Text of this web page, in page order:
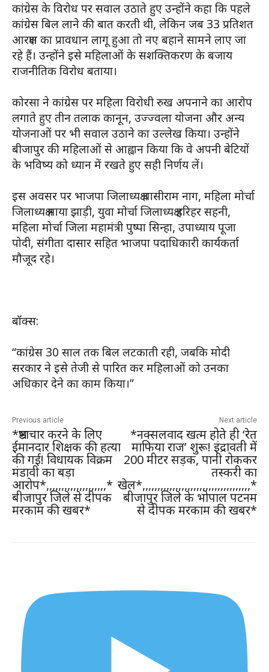
कांग्रेस के विरोध पर सवाल उठाते हुए उन्होंने कहा कि पहले
कांग्रेस बिल लाने की बात करती थी, लेकिन जब 33 प्रतिशत
आरक्षण का प्रावधान लागू हुआ तो नए बहाने सामने लाए जा
रहे हैं। उन्होंने इसे महिलाओं के सशक्तिकरण के बजाय
राजनीतिक विरोध बताया।
कोरसा ने कांग्रेस पर महिला विरोधी रुख अपनाने का आरोप
लगाते हुए तीन तलाक कानून, उज्ज्वला योजना और अन्य
योजनाओं पर भी सवाल उठाने का उल्लेख किया। उन्होंने
बीजापुर की महिलाओं से आह्वान किया कि वे अपनी बेटियों
के भविष्य को ध्यान में रखते हुए सही निर्णय लें।
इस अवसर पर भाजपा जिलाध्यक्ष घासीराम नाग, महिला मोर्चा
जिलाध्यक्ष माया झाड़ी, युवा मोर्चा जिलाध्यक्ष हरिहर सहनी,
महिला मोर्चा जिला महामंत्री पुष्पा सिन्हा, उपाध्याय पूजा
पोदी, संगीता दासार सहित भाजपा पदाधिकारी कार्यकर्ता
मौजूद रहे।
बॉक्स:
“कांग्रेस 30 साल तक बिल लटकाती रही, जबकि मोदी
सरकार ने इसे तेजी से पारित कर महिलाओं को उनका
अधिकार देने का काम किया।”
Previous article
*भ्रष्टाचार करने के लिए
ईमानदार शिक्षक की हत्या
की गई! विधायक विक्रम
मंडावी का बड़ा
आरोप*,,,,,,,,,,,,,,,,,,,,*
बीजापुर जिले से दीपक
मरकाम की खबर*
Next article
*नक्सलवाद खत्म होते ही ‘रेत
माफिया राज’ शुरू! इंद्रावती में
200 मीटर सड़क, पानी रोककर
तस्करी का
खेल*,,,,,,,,,,,,,,,,,,,,,,,,,,,,,,,,,,,,*
बीजापुर जिले के भोपाल पटनम
से दीपक मरकाम की खबर*